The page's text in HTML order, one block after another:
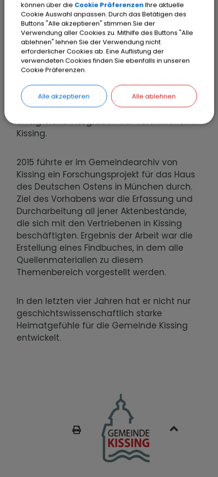
Beiträgen für u.a. Die Zeit, Das Parlament,
den Rheinischen Merkur, die Frankfurter
Rundschau, Die Welt, die Neue Züricher
Zeitung, die Schweizer Monatshefte
(Zürich), Die Presse (Wien), die Katholische
Sonntagszeitung und zuletzt auch für die
Sudetendeutsche Zeitung. 2017 erschien
hier in letztgenannter Zeitung im März und
im April eine Artikelreihe über die
erfolgreiche Integration der Vertriebenen in
Kissing.
2015 führte er im Gemeindearchiv von
Kissing ein Forschungsprojekt für das Haus
des Deutschen Ostens in München durch.
Ziel des Vorhabens war die Erfassung und
Durcharbeitung all jener Aktenbestände,
die sich mit den Vertriebenen in Kissing
beschäftigten. Ergebnis der Arbeit war die
Erstellung eines Findbuches, in dem alle
Quellenmaterialien zu diesem
Themenbereich vorgestellt werden.
In den letzten vier Jahren hat er nicht nur
geschichtswissenschaftlich starke
Heimatgefühle für die Gemeinde Kissing
entwickelt.
können über die Cookie PräferenzenIhre aktuelle
Cookie Auswahl anpassen. Durch das Betätigen des
Buttons "Alle akzeptieren" stimmen Sie der
Verwendung aller Cookies zu. Mithilfe des Buttons "Alle
ablehnen" lehnen Sie der Verwendung nicht
erforderlicher Cookies ab. Eine Auflistung der
verwendeten Cookies finden Sie ebenfalls in unseren
Cookie Präferenzen.
Alle akzeptieren Alle ablehnen